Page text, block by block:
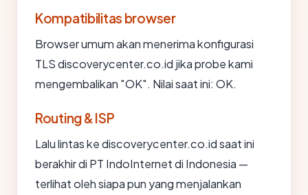
Kompatibilitas browser
Browser umum akan menerima konfigurasi
TLS discoverycenter.co.id jika probe kami
mengembalikan "OK". Nilai saat ini: OK.
Routing & ISP
Lalu lintas ke discoverycenter.co.id saat ini
berakhir di PT IndoInternet di Indonesia —
terlihat oleh siapa pun yang menjalankan